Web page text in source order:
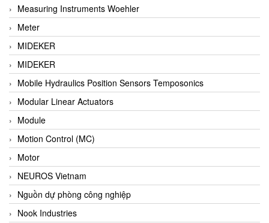
Baumer
Baumuller Vietnam
Baykee
BBC Bircher Smart Access
BCS ITALY
BEA SENSORS
Beacon Extender
Beckhoff
Bedook
Bei Sensor
Beijer
Beinlich-pumps
Measuring Instruments Woehler
Meter
MIDEKER
MIDEKER
Mobile Hydraulics Position Sensors Temposonics
Modular Linear Actuators
Module
Motion Control (MC)
Motor
NEUROS Vietnam
Nguồn dự phòng công nghiệp
Nook Industries